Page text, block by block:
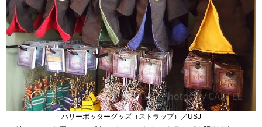
ハリーポッターグッズ（ストラップ）／USJ